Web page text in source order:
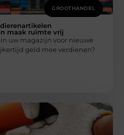
GROOTHANDEL
maak ruimte vrij
uw magazijn voor nieuwe
geld mee verdienen?